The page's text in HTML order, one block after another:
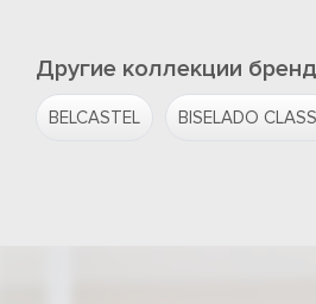
Другие коллекции
BELCASTEL BISELADO